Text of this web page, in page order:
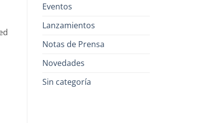
Eventos
Lanzamientos
Notas de Prensa
Novedades
Sin categoría